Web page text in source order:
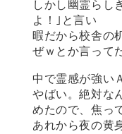
しかし幽霊らし
よ！｣と言い
暇だから校舎の
ぜｗとか言って
中で霊感が強い
やばい。絶対な
めたので、焦っ
あれから夜の黄